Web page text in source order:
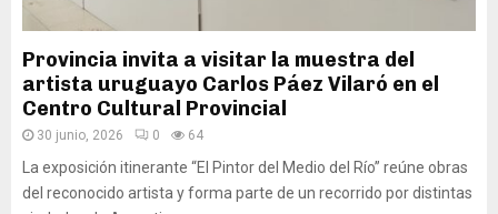
Provincia invita a visitar la muestra del
artista uruguayo Carlos Páez Vilaró en el
Centro Cultural Provincial
30 junio, 2026 0 64
La exposición itinerante “El Pintor del Medio del Río” reúne obras
del reconocido artista y forma parte de un recorrido por distintas